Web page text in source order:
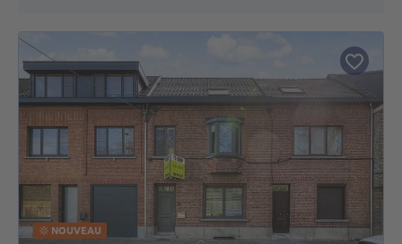
NOUVEAU